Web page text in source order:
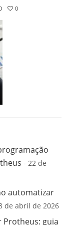
0
- 22 de
automatizar
de abril de 2026
Protheus: guia